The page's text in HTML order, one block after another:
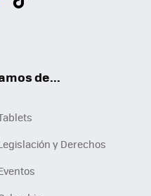
de...
y Derechos